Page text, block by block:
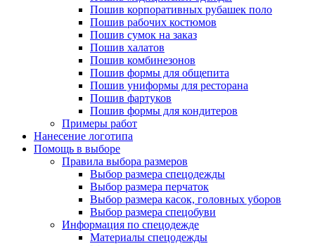
Пошив корпоративных рубашек поло
Пошив рабочих костюмов
Пошив сумок на заказ
Пошив халатов
Пошив комбинезонов
Пошив формы для общепита
Пошив униформы для ресторана
Пошив фартуков
Пошив формы для кондитеров
Примеры работ
Нанесение логотипа
Помощь в выборе
Правила выбора размеров
Выбор размера спецодежды
Выбор размера перчаток
Выбор размера касок, головных уборов
Выбор размера спецобуви
Информация по спецодежде
Материалы спецодежды